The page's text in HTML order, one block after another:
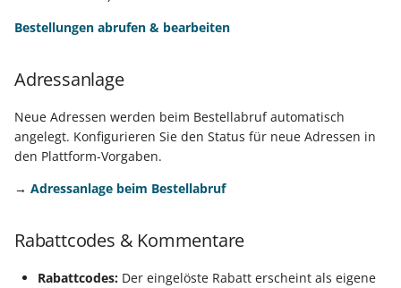
Bestellungen abrufen & bearbeiten
Adressanlage
Neue Adressen werden beim Bestellabruf automatisch
angelegt. Konfigurieren Sie den Status für neue Adressen in
den Plattform-Vorgaben.
→ Adressanlage beim Bestellabruf
Rabattcodes & Kommentare
Rabattcodes: Der eingelöste Rabatt erscheint als eigene